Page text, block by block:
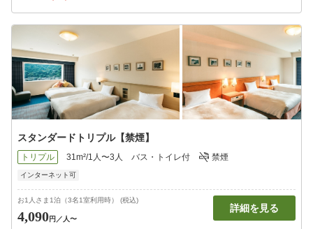
スタンダードトリプル【禁煙】
トリプル 31m²/1人〜3人 バス・トイレ付 禁煙
インターネット可
お1人さま1泊（3名1室利用時） (税込)
4,090円 ／人〜
詳細を見る